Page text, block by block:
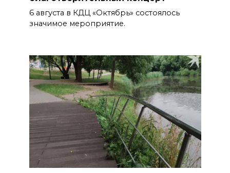
6 августа в КДЦ «Октябрь» состоялось
значимое мероприятие.